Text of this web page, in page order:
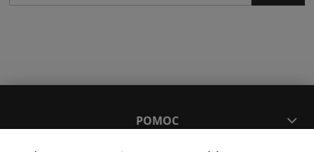
POMOC